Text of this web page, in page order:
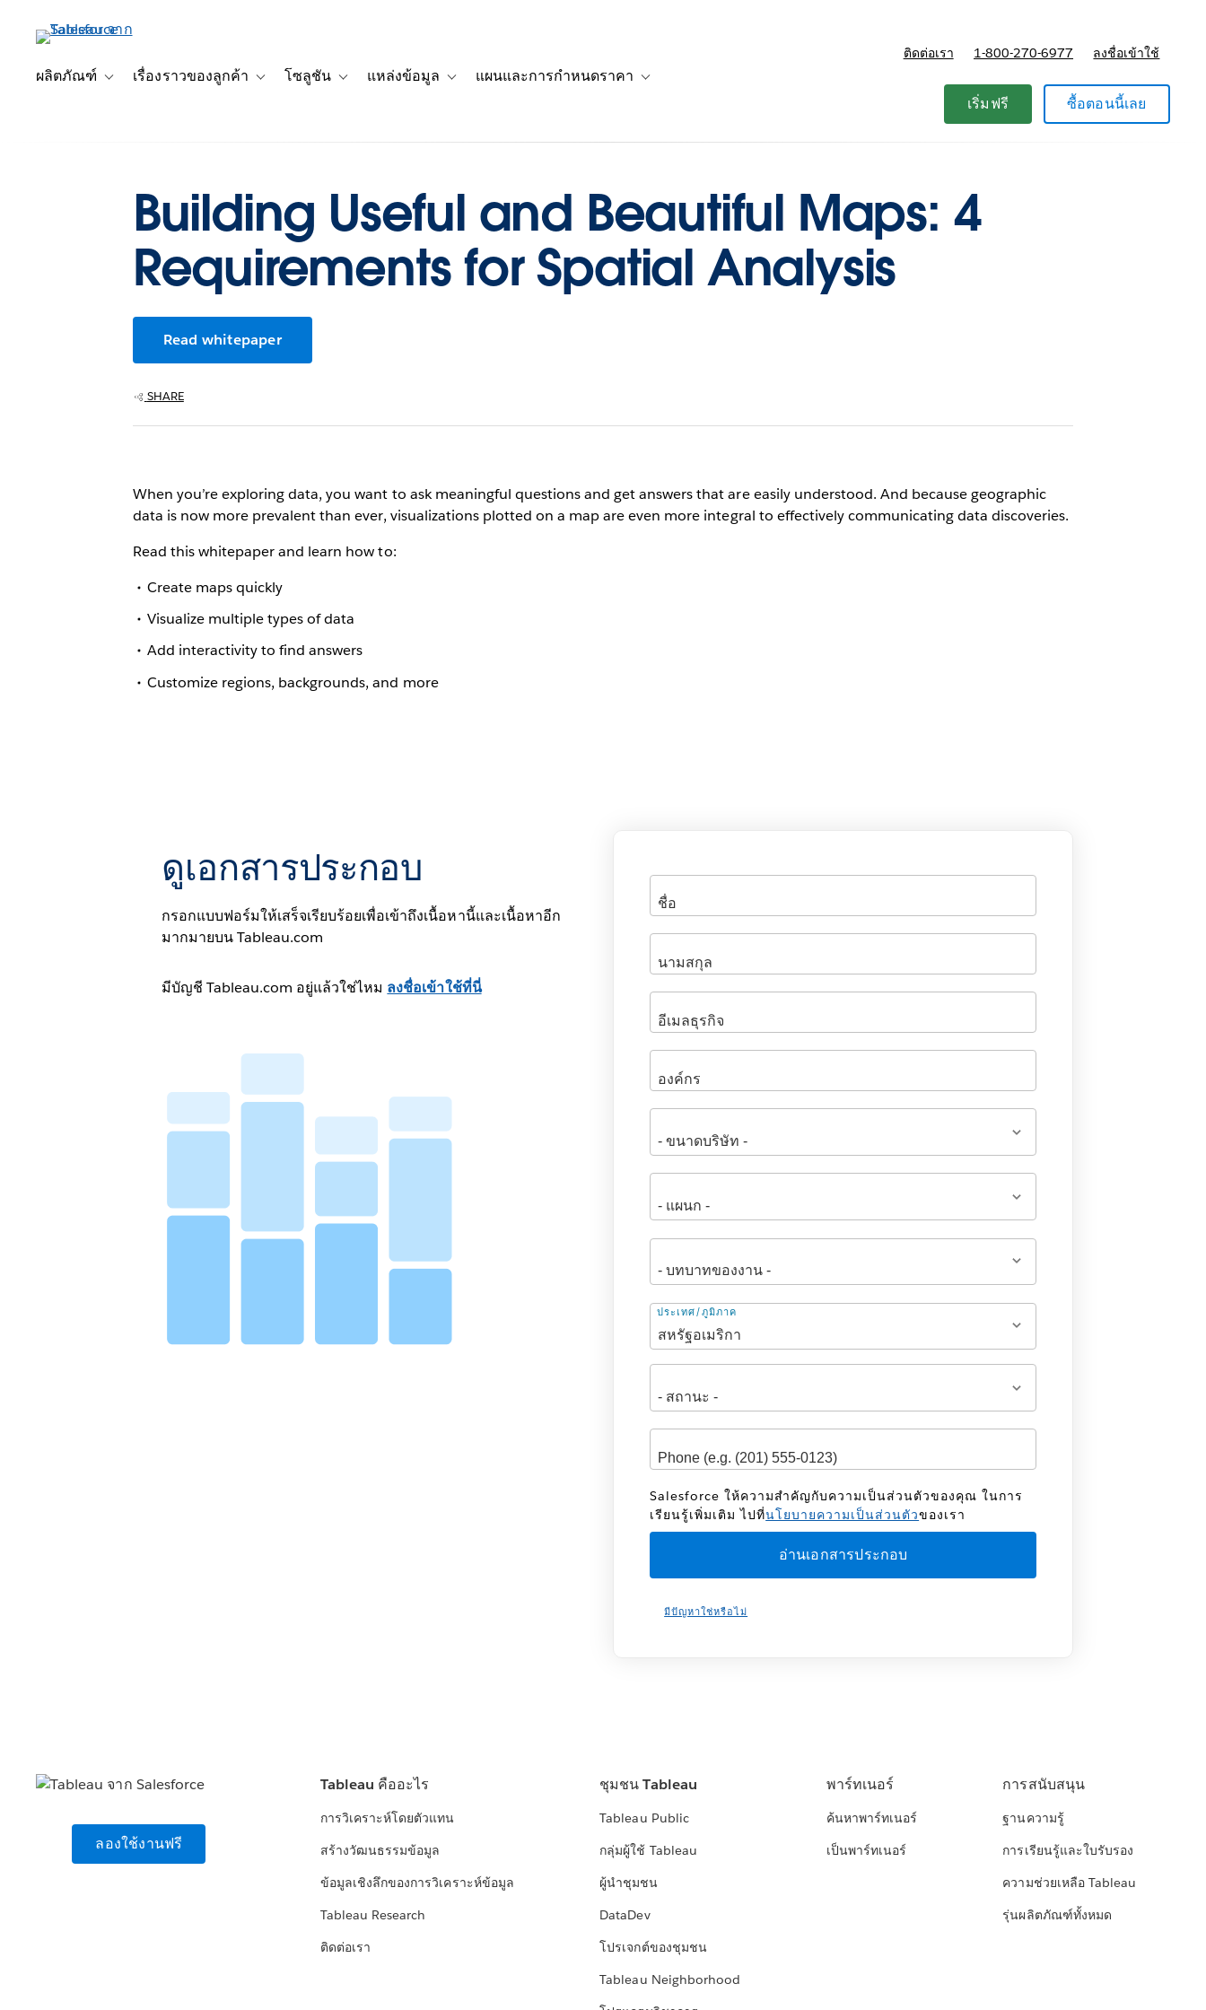
เนื้อหาผลิตภัณฑ์
Toggle sub-navigation for ผลิตภัณฑ์
เรื่องราวของลูกค้า
Toggle sub-navigation for เรื่องราวของลูกค้า
โซลูชัน
Toggle sub-navigation for โซลูชัน
แหล่งข้อมูล แผนและการกำหนดราคา
ติดต่อเรา 1-800-270-6977 ลงชื่อเข้าใช้
เริ่มฟรี ซื้อตอนนี้เลย
Building Useful and Beautiful Maps: 4
Requirements for Spatial Analysis
Read whitepaper
SHARE
When you’re exploring data, you want to ask meaningful questions and get answers that are easily understood. And because geographic
data is now more prevalent than ever, visualizations plotted on a map are even more integral to effectively communicating data discoveries.
Read this whitepaper and learn how to:
Create maps quickly
Visualize multiple types of data
Add interactivity to find answers
Customize regions, backgrounds, and more
ดูเอกสารประกอบ
กรอกแบบฟอร์มให้เสร็จเรียบร้อยเพื่อเข้าถึงเนื้อหานี้และเนื้อหาอีก
มากมายบน Tableau.com
มีบัญชี Tableau.com อยู่แล้วใช่ไหม ลงชื่อเข้าใช้ที่นี่
ที่
อยู่
ประเทศ/ภูมิภาค
Salesforce ให้ความสำคัญกับความเป็นส่วนตัวของคุณ ในการ
เรียนรู้เพิ่มเติม ไปที่นโยบายความเป็นส่วนตัวของเรา
มีปัญหาใช่หรือไม่
ลองใช้งานฟรี
Tableau คืออะไร
การวิเคราะห์โดยตัวแทน
สร้างวัฒนธรรมข้อมูล
ข้อมูลเชิงลึกของการวิเคราะห์ข้อมูล
Tableau Research
ติดต่อเรา
ชุมชน Tableau
Tableau Public
กลุ่มผู้ใช้ Tableau
ผู้นำชุมชน
DataDev
โปรเจกต์ของชุมชน
Tableau Neighborhood
พาร์ทเนอร์
ค้นหาพาร์ทเนอร์
เป็นพาร์ทเนอร์
การสนับสนุน
ฐานความรู้
การเรียนรู้และใบรับรอง
ความช่วยเหลือ Tableau
รุ่นผลิตภัณฑ์ทั้งหมด